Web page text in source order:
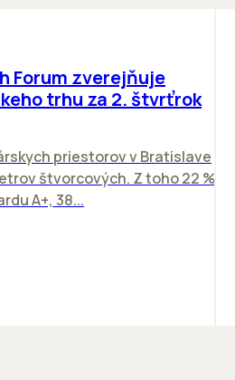
Forum zverejňuje
trhu za 2. štvrťrok
priestorov v Bratislave
štvorcových. Z toho 22 %
A+, 38...